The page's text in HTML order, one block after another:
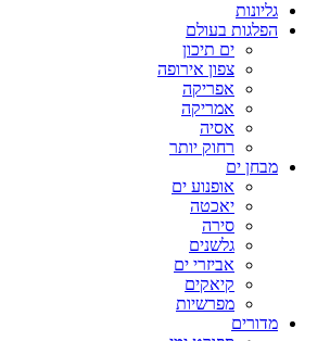
גליונות
הפלגות בעולם
ים תיכון
צפון אירופה
אפריקה
אמריקה
אסיה
רחוק יותר
מבחן ים
אופנוע ים
יאכטה
סירה
גלשנים
אביזרי ים
קיאקים
מפרשיות
מדורים